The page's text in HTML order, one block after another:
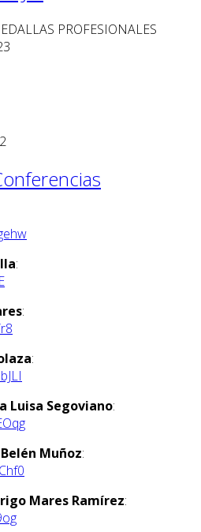
PROFESIONALES
:
:
:
Luisa Segoviano:
Muñoz:
Mares Ramírez: